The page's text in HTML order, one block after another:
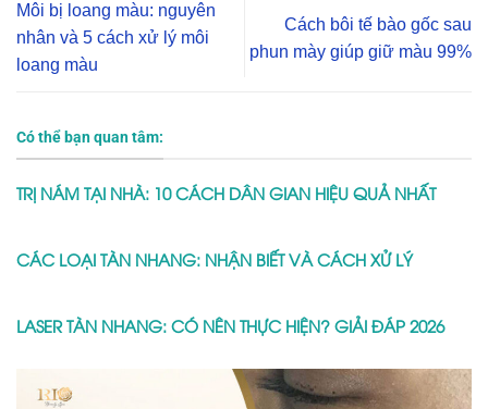
Môi bị loang màu: nguyên
nhân và 5 cách xử lý môi
loang màu
Cách bôi tế bào gốc sau
phun mày giúp giữ màu 99%
Có thể bạn quan tâm:
TRỊ NÁM TẠI NHÀ: 10 CÁCH DÂN GIAN HIỆU QUẢ NHẤT
CÁC LOẠI TÀN NHANG: NHẬN BIẾT VÀ CÁCH XỬ LÝ
LASER TÀN NHANG: CÓ NÊN THỰC HIỆN? GIẢI ĐÁP 2026